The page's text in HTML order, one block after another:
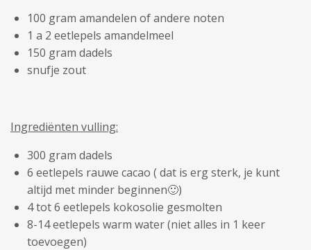
100 gram amandelen of andere noten
1 a 2 eetlepels amandelmeel
150 gram dadels
snufje zout
Ingrediënten vulling:
300 gram dadels
6 eetlepels rauwe cacao ( dat is erg sterk, je kunt
altijd met minder beginnen🙂)
4 tot 6 eetlepels kokosolie gesmolten
8-14 eetlepels warm water (niet alles in 1 keer
toevoegen)